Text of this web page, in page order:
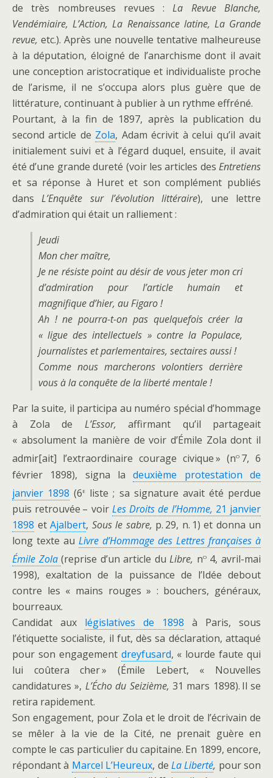
de très nombreuses revues :La Revue Blanche,
Vendémiaire, L’Action, La Renaissance latine, La Grande
revue, etc.). Après une nouvelle tentative malheureuse
à la députation, éloigné de l’anarchisme dont il avait
une conception aristocratique et individualiste proche
de l’arisme, il ne s’occupa alors plus guère que de
littérature, continuant à publier à un rythme effréné.
Pourtant, à la fin de 1897, après la publication du
second article de Zola, Adam écrivit à celui qu’il avait
initialement suivi et à l’égard duquel, ensuite, il avait
été d’une grande dureté (voir les articles des Entretiens
et sa réponse à Huret et son complément publiés
dansL’Enquête sur l’évolution littéraire), une lettre
d’admiration qui était un ralliement :
Jeudi
Mon cher maître,
Je ne résiste point au désir de vous jeter mon cri
d’admiration pour l’article humain et
magnifique d’hier, auFigaro!
Ah ! ne pourra-t-on pas quelquefois créer la
« ligue des intellectuels » contre la Populace,
journalistes et parlementaires, sectaires aussi !
Comme nous marcherons volontiers derrière
vous à la conquête de la liberté mentale !
Par la suite, il participa au numéro spécial d’hommage
à Zola de L’Essor, affirmant qu’il partageait
« absolument la manière de voir d’Émile Zola dont il
admir[ait] l’extraordinaire courage civique » (no 7, 6
février 1898), signa ladeuxième protestation de
janvier 1898 (6e liste ; sa signature avait été perdue
puis retrouvée – voir Les Droits de l’Homme, 21 janvier
1898 et Ajalbert, Sous le sabre, p. 29, n. 1) et donna un
long texte au Livre d’Hommage des Lettres françaises à
Émile Zola(reprise d’un article duLibre, no4, avril-mai
1998), exaltation de la puissance de l’Idée debout
contre les « mains rouges » : bouchers, généraux,
bourreaux.
Candidat aux législatives de 1898 à Paris, sous
l’étiquette socialiste, il fut, dès sa déclaration, attaqué
pour son engagement dreyfusard, « lourde faute qui
lui coûtera cher » (Émile Lebert, «
Nouvelles
candidatures », L’Écho du Seizième, 31 mars 1898). Il se
retira rapidement.
Son engagement, pour Zola et le droit de l’écrivain de
se mêler à la vie de la Cité, ne prenait guère en
compte le cas particulier du capitaine. En 1899, encore,
répondant à Marcel L’Heureux, de La Liberté, pour son